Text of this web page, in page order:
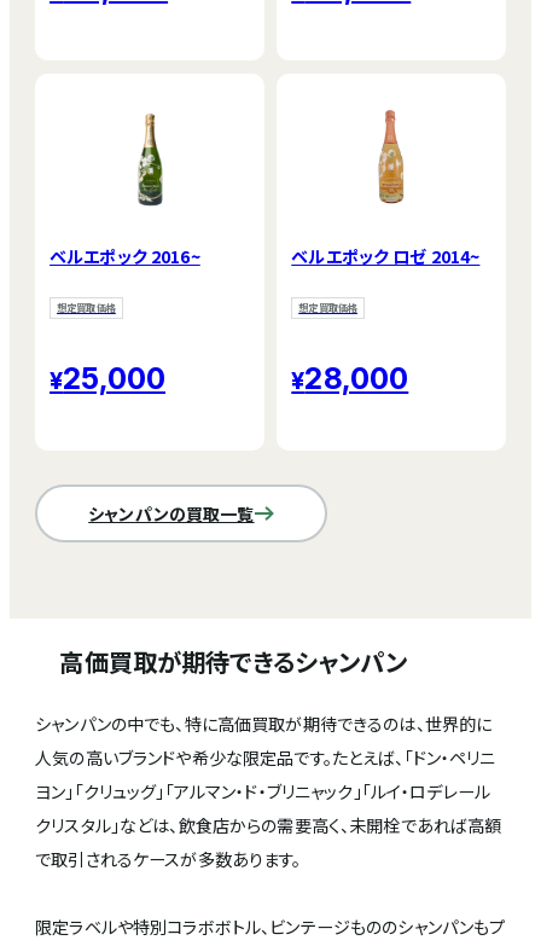
ベルエポック 2016~
想定買取価格
25,000
ベルエポック ロゼ 2014~
想定買取価格
28,000
シャンパンの買取一覧
高価買取が期待できるシャンパン
シャンパンの中でも、特に高価買取が期待できるのは、世界的に
人気の高いブランドや希少な限定品です。たとえば、「ドン・ペリニ
ヨン」「クリュッグ」「アルマン・ド・ブリニャック」「ルイ・ロデレール
クリスタル」などは、飲食店からの需要高く、未開栓であれば高額
で取引されるケースが多数あります。
限定ラベルや特別コラボボトル、ビンテージもののシャンパンもプ